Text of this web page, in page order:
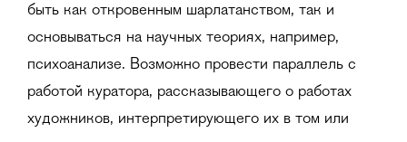
быть как откровенным шарлатанством, так и
основываться на научных теориях, например,
психоанализе. Возможно провести параллель с
работой куратора, рассказывающего о работах
художников, интерпретирующего их в том или